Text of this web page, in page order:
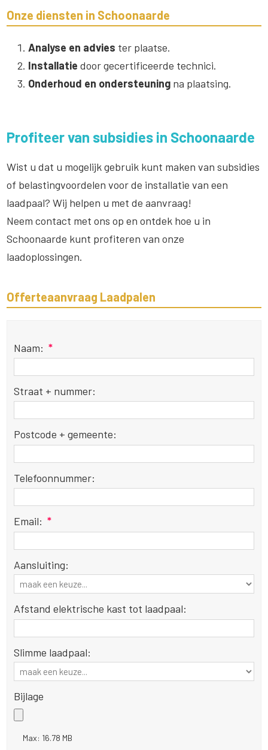
Onze diensten in Schoonaarde
Analyse en advies ter plaatse.
Installatie door gecertificeerde technici.
Onderhoud en ondersteuning na plaatsing.
Profiteer van subsidies in Schoonaarde
Wist u dat u mogelijk gebruik kunt maken van subsidies
of belastingvoordelen voor de installatie van een
laadpaal? Wij helpen u met de aanvraag!
Neem contact met ons op en ontdek hoe u in
Schoonaarde kunt profiteren van onze
laadoplossingen.
Offerteaanvraag Laadpalen
Naam: *
Straat + nummer:
Postcode + gemeente:
Telefoonnummer:
Email: *
Aansluiting:
Afstand elektrische kast tot laadpaal:
Slimme laadpaal:
Bijlage
Max: 16.78 MB